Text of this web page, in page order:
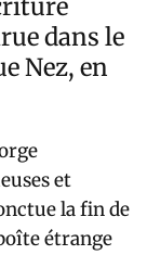
dans le
Nez, en
et
la fin de
étrange